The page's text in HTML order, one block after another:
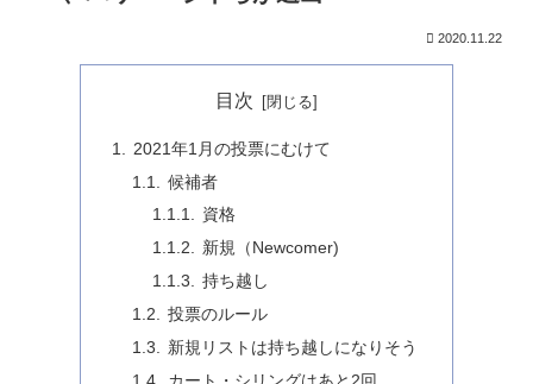
2020.11.22
目次
2021年1月の投票にむけて
候補者
資格
新規（Newcomer)
持ち越し
投票のルール
新規リストは持ち越しになりそう
カート・シリングはあと2回